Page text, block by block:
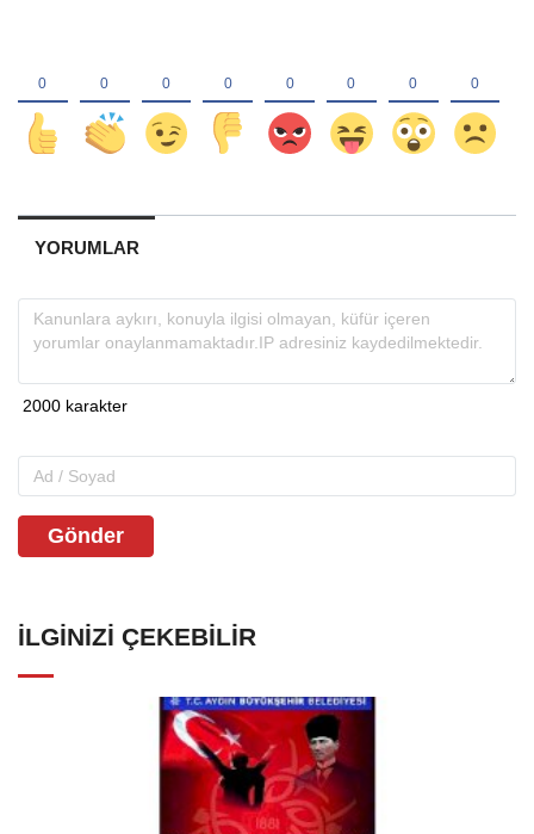
YORUMLAR
Gönder
İLGINIZI ÇEKEBILIR